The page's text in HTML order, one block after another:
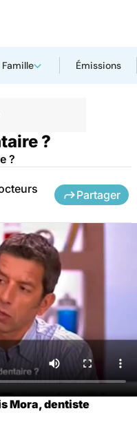
Famille Émissions
?
?
Partager
Mora, dentiste